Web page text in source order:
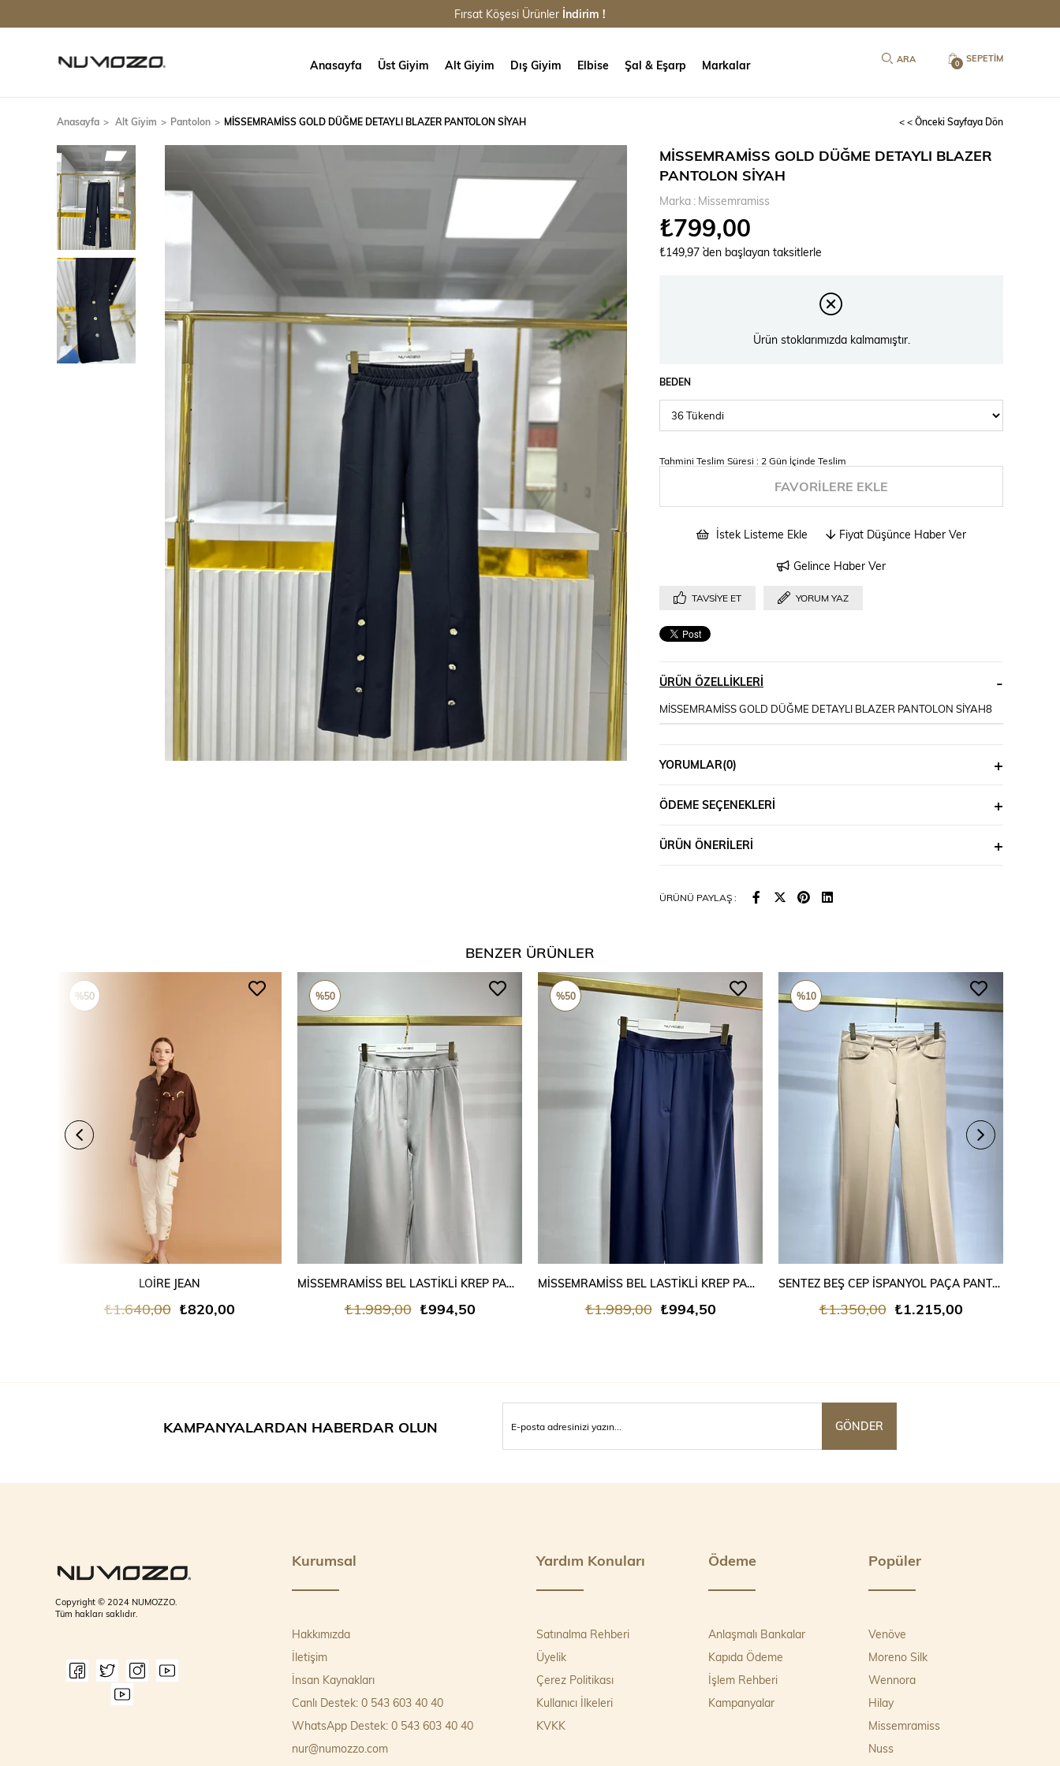
Fırsat Köşesi Ürünler İndirim !
SEPETIM
0
Anasayfa Üst Giyim Alt Giyim Dış Giyim Elbise Şal & Eşarp Markalar
Anasayfa Alt Giyim Pantolon MİSSEMRAMİSS GOLD DÜĞME DETAYLI BLAZER PANTOLON SİYAH < < Önceki Sayfaya Dön
MİSSEMRAMİSS GOLD DÜĞME DETAYLI BLAZER
PANTOLON SİYAH
Marka : Missemramiss
₺799,00
₺149,97 `den başlayan taksitlerle
Ürün stoklarımızda kalmamıştır.
BEDEN
Tahmini Teslim Süresi : 2 Gün İçinde Teslim
FAVORILERE EKLE
İstek Listeme Ekle Fiyat Düşünce Haber Ver
Gelince Haber Ver
TAVSIYE ET YORUM YAZ
ÜRÜN ÖZELLIKLERI
MİSSEMRAMİSS GOLD DÜĞME DETAYLI BLAZER PANTOLON SİYAH8
YORUMLAR(0)
ÖDEME SEÇENEKLERI
ÜRÜN ÖNERILERI
ÜRÜNÜ PAYLAŞ :
BENZER ÜRÜNLER
SEPETE EKLE
LOİRE JEAN
₺820,00
₺1.640,00
%50
SEPETE EKLE
MİSSEMRAMİSS BEL LASTİKLİ KREP PANTALON GRİ
₺994,50
₺1.989,00
%50
SEPETE EKLE
MİSSEMRAMİSS BEL LASTİKLİ KREP PANTALON LACİVERT
₺994,50
₺1.989,00
%50
SEPETE EKLE
SENTEZ BEŞ CEP İSPANYOL PAÇA PANTOLON
₺1.215,00
₺1.350,00
%10
KAMPANYALARDAN HABERDAR OLUN GÖNDER
Kurumsal
Hakkımızda
İletişim
İnsan Kaynakları
Canlı Destek: 0 543 603 40 40
WhatsApp Destek: 0 543 603 40 40
nur@numozzo.com
Yardım Konuları
Satınalma Rehberi
Üyelik
Çerez Politikası
Kullanıcı İlkeleri
KVKK
Ödeme
Anlaşmalı Bankalar
Kapıda Ödeme
İşlem Rehberi
Kampanyalar
Popüler
Venöve
Moreno Silk
Wennora
Hilay
Missemramiss
Nuss
Copyright © 2024 NUMOZZO.
Tüm hakları saklıdır.